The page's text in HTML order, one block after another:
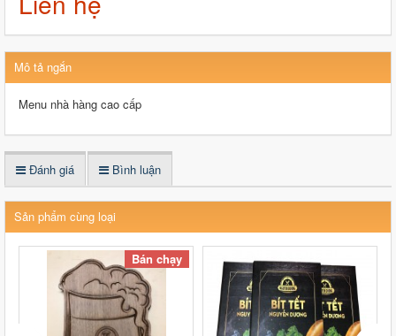
Mô tả ngắn
Menu nhà hàng cao cấp
Đánh giá Bình luận
Sản phẩm cùng loại
Bán chạy